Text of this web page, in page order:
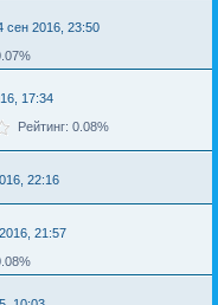
сен 2016, 23:50
17:34
Рейтинг: 0.08%
22:16
21:57